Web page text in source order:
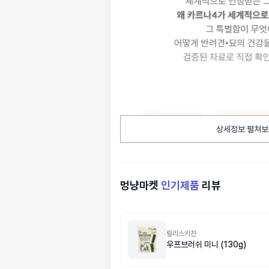
상세정보 펼쳐
멍냥마켓 인기제품 리뷰
릴리스키친
우프브러쉬 미니 (130g)